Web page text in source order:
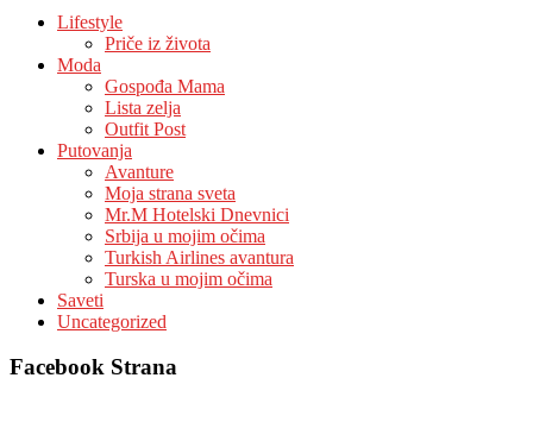
Lifestyle
Priče iz života
Moda
Gospođa Mama
Lista zelja
Outfit Post
Putovanja
Avanture
Moja strana sveta
Mr.M Hotelski Dnevnici
Srbija u mojim očima
Turkish Airlines avantura
Turska u mojim očima
Saveti
Uncategorized
Facebook Strana